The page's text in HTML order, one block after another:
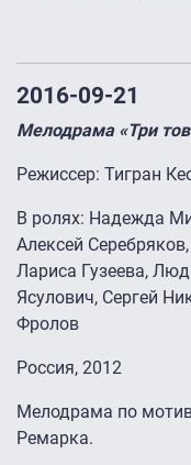
2016-09-21
Мелодрама «Три
Режиссер: Тигран
В ролях: Надежда
Алексей
Лариса Гузеева,
Ясулович, Сергей
Фролов
Россия, 2012
Мелодрама по
Ремарка.